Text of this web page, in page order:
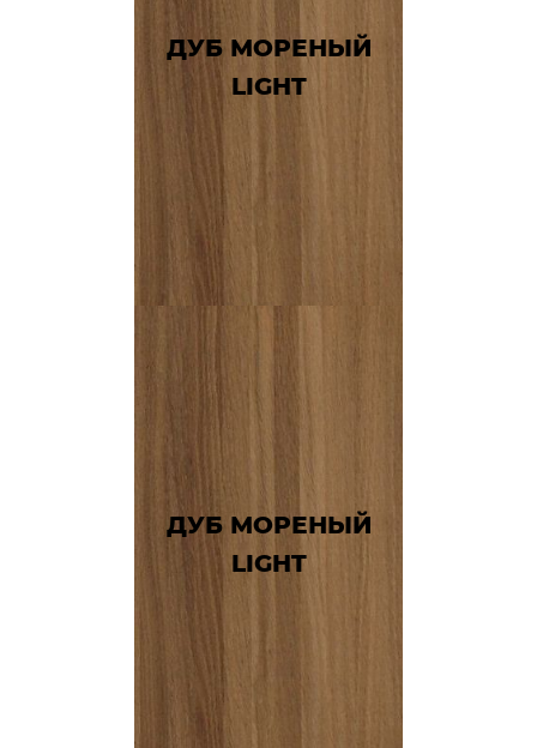
ДУБ МОРЕНЫЙ
LIGHT
ДУБ МОРЕНЫЙ
LIGHT